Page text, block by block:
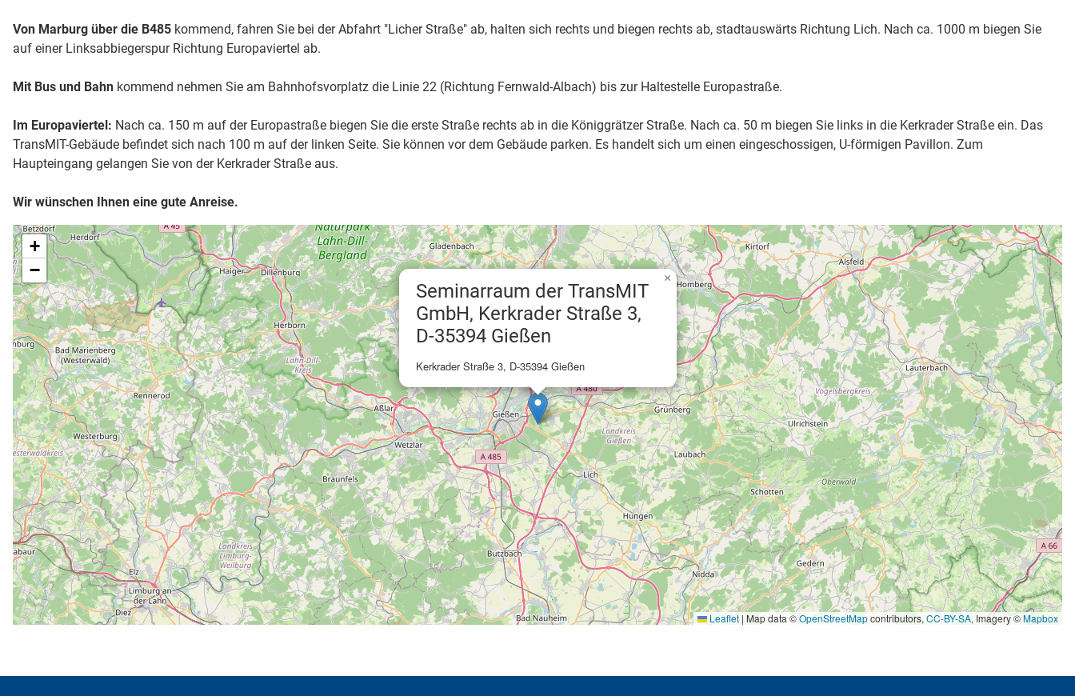
Von Marburg über die B485 kommend, fahren Sie bei der Abfahrt "Licher Straße" ab, halten sich rechts und biegen rechts ab, stadtauswärts Richtung Lich. Nach ca. 1000 m biegen Sie
auf einer Linksabbiegerspur Richtung Europaviertel ab.
Mit Bus und Bahn kommend nehmen Sie am Bahnhofsvorplatz die Linie 22 (Richtung Fernwald-Albach) bis zur Haltestelle Europastraße.
Im Europaviertel: Nach ca. 150 m auf der Europastraße biegen Sie die erste Straße rechts ab in die Königgrätzer Straße. Nach ca. 50 m biegen Sie links in die Kerkrader Straße ein. Das
TransMIT-Gebäude befindet sich nach 100 m auf der linken Seite. Sie können vor dem Gebäude parken. Es handelt sich um einen eingeschossigen, U-förmigen Pavillon. Zum
Haupteingang gelangen Sie von der Kerkrader Straße aus.
Wir wünschen Ihnen eine gute Anreise.
Seminarraum der TransMIT
GmbH, Kerkrader Straße 3,
D-35394 Gießen
Kerkrader Straße 3, D-35394 Gießen
×
+
−
Leaflet | Map data ©OpenStreetMapcontributors, CC-BY-SA, Imagery ©Mapbox